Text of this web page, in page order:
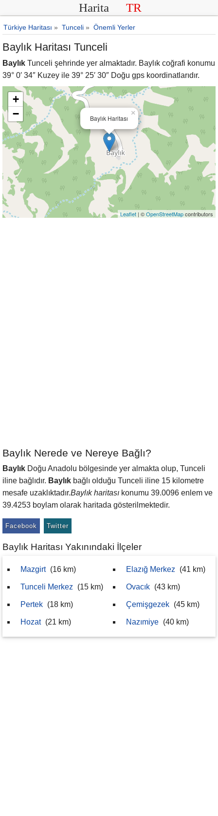
Harita TR
Türkiye Haritası » Tunceli » Önemli Yerler
Baylık Haritası Tunceli
Baylık Tunceli şehrinde yer almaktadır. Baylık coğrafi konumu
39° 0′ 34″ Kuzey ile 39° 25′ 30″ Doğu gps koordinatlarıdır.
Baylık Haritası
×
+
−
Leaflet | ©OpenStreetMapcontributors
Baylık Nerede ve Nereye Bağlı?
Baylık Doğu Anadolu bölgesinde yer almakta olup, Tunceli
iline bağlıdır. Baylık bağlı olduğu Tunceli iline 15 kilometre
mesafe uzaklıktadır.Baylık haritası konumu 39.0096 enlem ve
39.4253 boylam olarak haritada gösterilmektedir.
Facebook Twitter
Baylık Haritası Yakınındaki İlçeler
Mazgirt (16 km)
Tunceli Merkez (15 km)
Pertek (18 km)
Hozat (21 km)
Elazığ Merkez (41 km)
Ovacık (43 km)
Çemişgezek (45 km)
Nazımiye (40 km)